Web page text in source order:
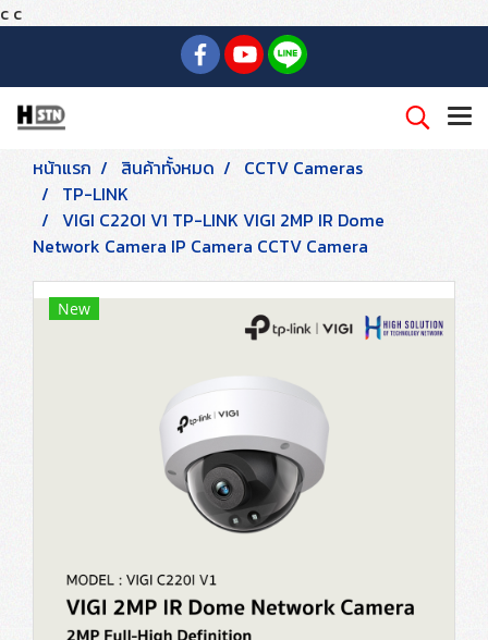
c c
หน้าแรก สินค้าทั้งหมด
CCTV Cameras
TP-LINK
VIGI C220I V1 TP-LINK VIGI 2MP IR Dome
Network Camera IP Camera CCTV Camera
New